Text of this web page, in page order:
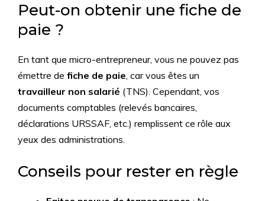
Peut-on obtenir une fiche de
paie ?
En tant que micro-entrepreneur, vous ne pouvez pas
émettre de fiche de paie, car vous êtes un
travailleur non salarié (TNS). Cependant, vos
documents comptables (relevés bancaires,
déclarations URSSAF, etc.) remplissent ce rôle aux
yeux des administrations.
Conseils pour rester en règle